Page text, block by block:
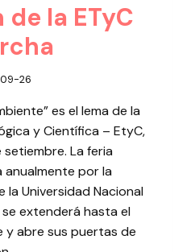
la ETyC
26
es el lema de la
y Científica – EtyC,
La feria
anualmente por la
la Universidad Nacional
extenderá hasta el
y abre sus puertas de